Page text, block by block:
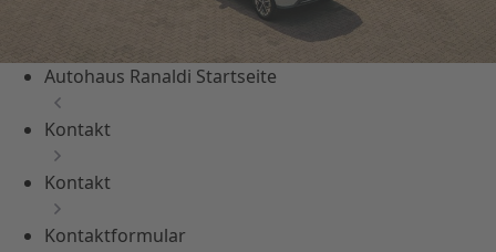
Autohaus Ranaldi Startseite
Kontakt
Kontakt
Kontaktformular